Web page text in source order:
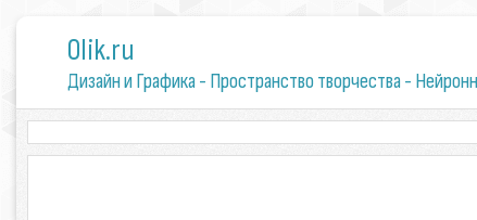
0lik.ru
Дизайн и Графика - Пространство творчества -